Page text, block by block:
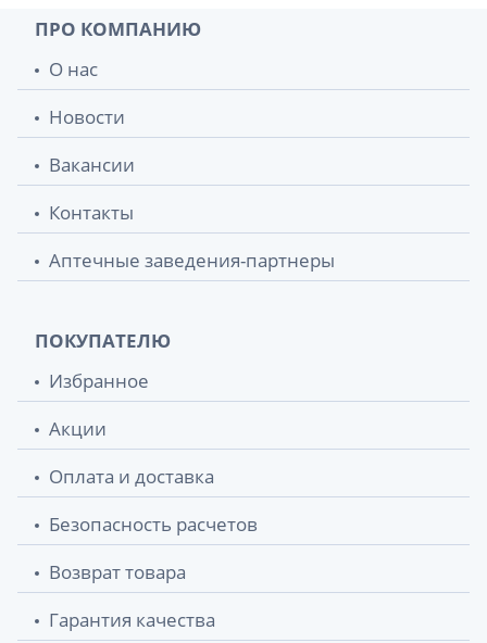
ПРО КОМПАНИЮ
О нас
Новости
Вакансии
Контакты
Аптечные заведения-партнеры
ПОКУПАТЕЛЮ
Избранное
Акции
Оплата и доставка
Безопасность расчетов
Возврат товара
Гарантия качества